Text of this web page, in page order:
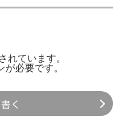
れています。
が必要です。
く